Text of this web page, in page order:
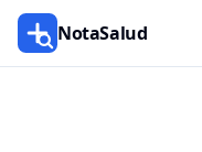
NotaSalud